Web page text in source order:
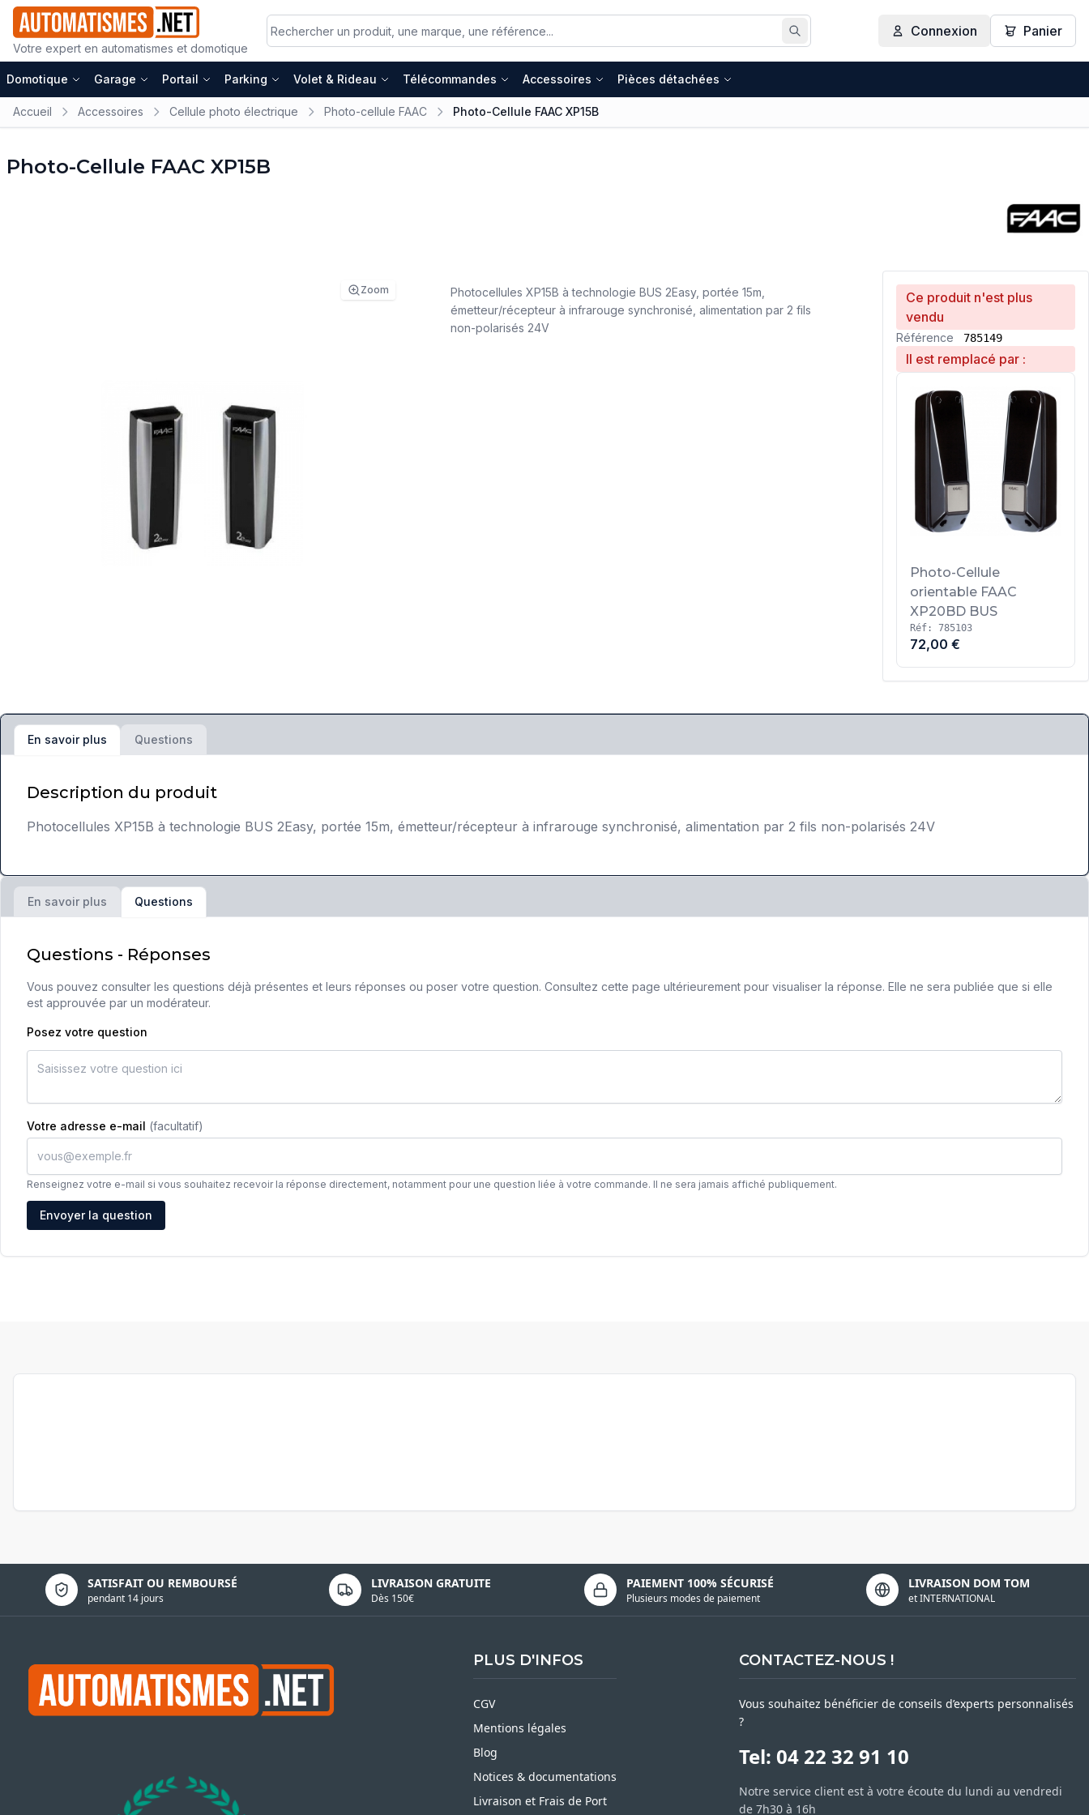
Votre expert en automatismes et domotique
Rechercher
Connexion Panier
Domotique Garage Portail Parking Volet & Rideau Télécommandes Accessoires Pièces détachées
Accueil Accessoires Cellule photo électrique Photo-cellule FAAC Photo-Cellule FAAC XP15B
Photo-Cellule FAAC XP15B
Zoom
Ce produit n'est plus
vendu
Référence 785149
Il est remplacé par :
Photo-Cellule
orientable FAAC
XP20BD BUS
Réf: 785103
72,00 €
Photocellules XP15B à technologie BUS 2Easy, portée 15m,
émetteur/récepteur à infrarouge synchronisé, alimentation par 2 fils
non-polarisés 24V
En savoir plus Questions
Description du produit
Photocellules XP15B à technologie BUS 2Easy, portée 15m, émetteur/récepteur à infrarouge synchronisé, alimentation par 2 fils non-polarisés 24V
En savoir plus Questions
Questions - Réponses
Vous pouvez consulter les questions déjà présentes et leurs réponses ou poser votre question. Consultez cette page ultérieurement pour visualiser la réponse. Elle ne sera publiée que si elle
est approuvée par un modérateur.
Posez votre question
Votre adresse e-mail (facultatif)
Renseignez votre e-mail si vous souhaitez recevoir la réponse directement, notamment pour une question liée à votre commande. Il ne sera jamais affiché publiquement.
Adresse e-mail
Envoyer la question
SATISFAIT OU REMBOURSÉ
pendant 14 jours
Politique de confidentialité LIVRAISON GRATUITE
Dès 150€
PAIEMENT 100% SÉCURISÉ
Plusieurs modes de paiement
LIVRAISON DOM TOM
et INTERNATIONAL
PLUS D'INFOS
CGV
Mentions légales
Blog
Notices & documentations
Livraison et Frais de Port
CONTACTEZ-NOUS !
Vous souhaitez bénéficier de conseils d’experts personnalisés
?
Tel: 04 22 32 91 10
Notre service client est à votre écoute du lundi au vendredi
de 7h30 à 16h